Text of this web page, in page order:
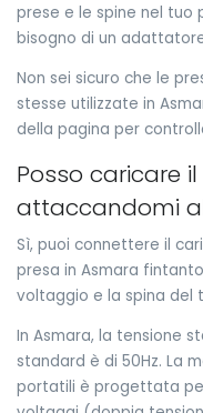
prese e le spine nel tuo
bisogno di un
Non sei sicuro che le
stesse utilizzate in
della pagina per
Posso caricare
attaccandomi
Sì, puoi connettere il
presa in Asmara
voltaggio e la spina del
In Asmara, la tensione
standard è di 50Hz. La
portatili è progettata